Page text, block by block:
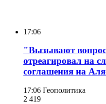
17:06
"Вызывают
отреагировал на
соглашения на
17:06 Геополитика
2 419